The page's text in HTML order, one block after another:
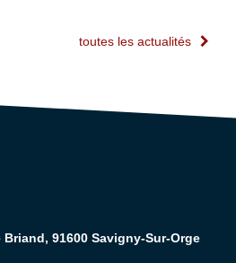
toutes les actualités
91600 Savigny-Sur-Orge